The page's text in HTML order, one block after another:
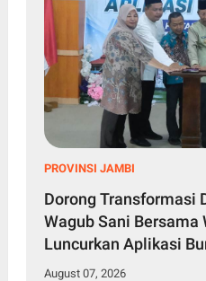
PROVINSI JAMBI
Dorong Transformasi
Wagub Sani Bersama
Luncurkan Aplikasi
August 07, 2026